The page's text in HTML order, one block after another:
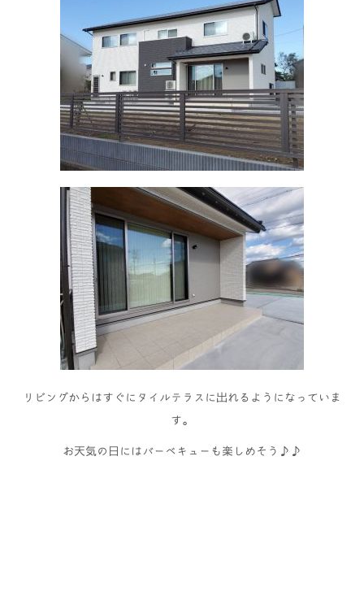
リビングからはすぐにタイルテラスに出れるようになっていま
す。
お天気の日にはバーベキューも楽しめそう♪♪